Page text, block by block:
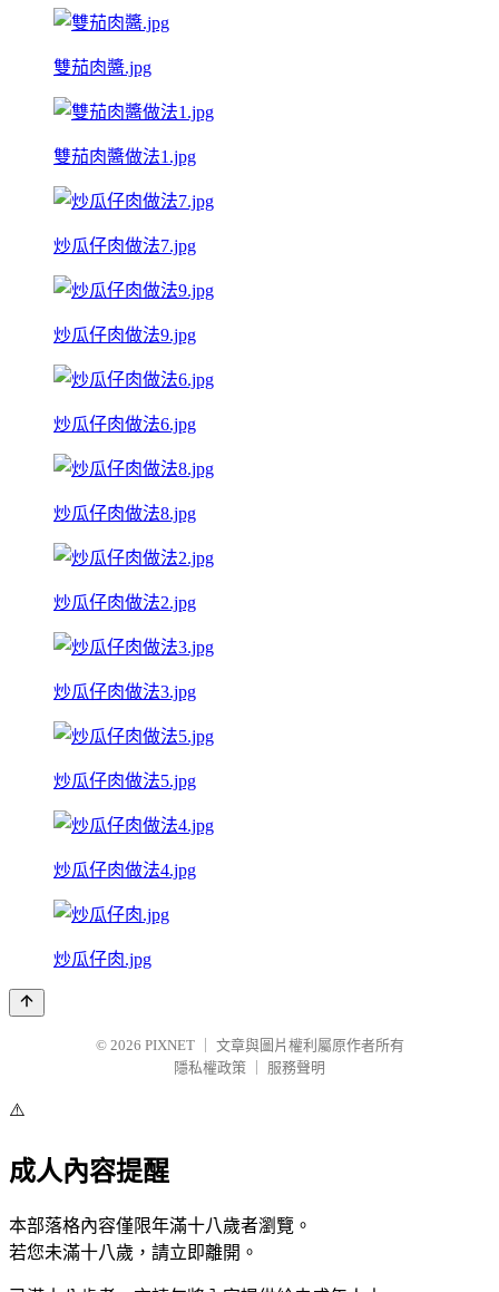
雙茄肉醬.jpg
雙茄肉醬做法1.jpg
炒瓜仔肉做法7.jpg
炒瓜仔肉做法9.jpg
炒瓜仔肉做法6.jpg
炒瓜仔肉做法8.jpg
炒瓜仔肉做法2.jpg
炒瓜仔肉做法3.jpg
炒瓜仔肉做法5.jpg
炒瓜仔肉做法4.jpg
炒瓜仔肉.jpg
© 2026 PIXNET
文章與圖片權利屬原作者所有
隱私權政策
服務聲明
⚠️
成人內容提醒
本部落格內容僅限年滿十八歲者瀏覽。
若您未滿十八歲，請立即離開。